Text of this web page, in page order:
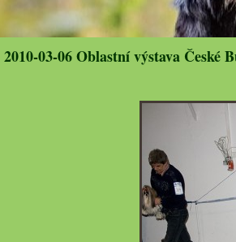
2010-03-06 Oblastní výstava České